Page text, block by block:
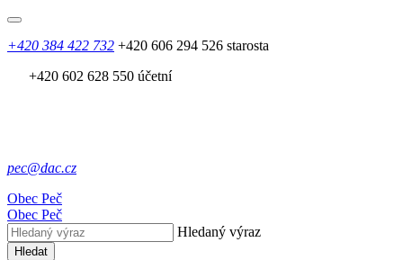
+420 384 422 732 +420 606 294 526 starosta
+420 602 628 550 účetní
pec@dac.cz
Obec Peč
Obec Peč
Hledaný výraz
Hledat